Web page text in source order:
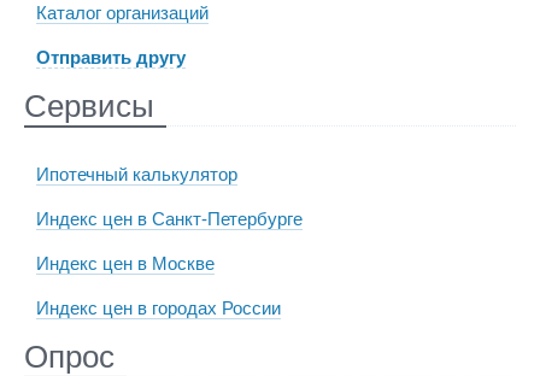
Каталог организаций
Отправить другу
Сервисы
Ипотечный калькулятор
Индекс цен в Санкт-Петербурге
Индекс цен в Москве
Индекс цен в городах России
Опрос